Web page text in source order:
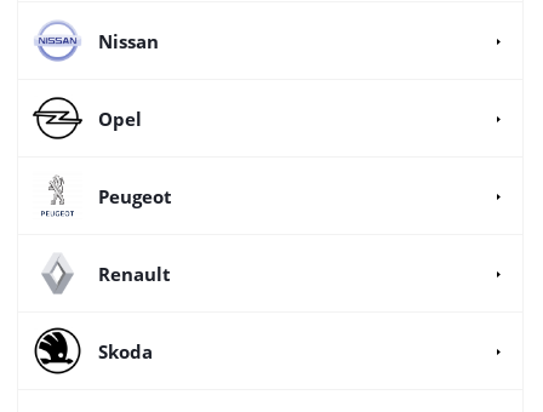
Nissan
Opel
Peugeot
Renault
Skoda